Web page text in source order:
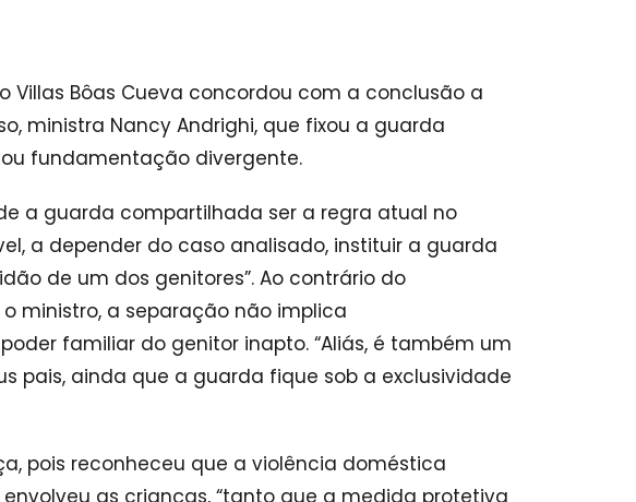
Villas Bôas Cueva concordou com a conclusão a
ministra Nancy Andrighi, que fixou a guarda
fundamentação divergente.
a guarda compartilhada ser a regra atual no
a depender do caso analisado, instituir a guarda
de um dos genitores”. Ao contrário do
ministro, a separação não implica
familiar do genitor inapto. “Aliás, é também um
pais, ainda que a guarda fique sob a exclusividade
pois reconheceu que a violência doméstica
as crianças, “tanto que a medida protetiva